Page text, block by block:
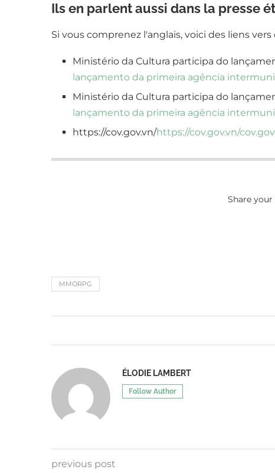
Ils en parlent aussi dans la presse
Si vous comprenez l'anglais, voici des liens
Ministério da Cultura participa do
lançamento da primeira agência
Ministério da Cultura participa do
lançamento da primeira agência
https://cov.gov.vn/https://cov.gov.vn/
Share
MMORPG
ÉLODIE LAMBERT
Follow Author
previous post